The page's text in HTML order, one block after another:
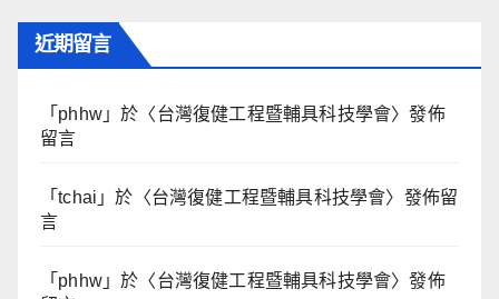
近期留言
「 phhw 」於〈台灣復健工程暨輔具科技學會〉發佈
留言
「tchai 」於〈台灣復健工程暨輔具科技學會〉發佈留
言
「 phhw 」於〈台灣復健工程暨輔具科技學會〉發佈